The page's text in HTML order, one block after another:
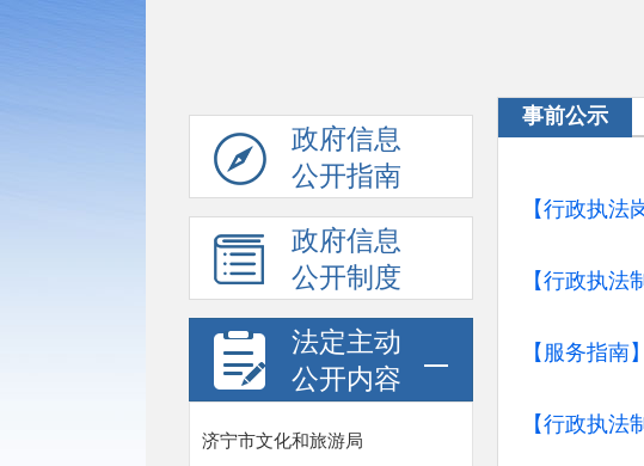
政府信息
公开指南
政府信息
公开制度
法定主动
公开内容
事前公示
【行政执法
【行政执法
【服务指南】
【行政执法